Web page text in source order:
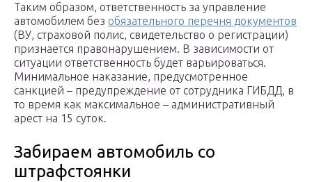
Таким образом, ответственность за управление
автомобилем без обязательного перечня документов
(ВУ, страховой полис, свидетельство о регистрации)
признается правонарушением. В зависимости от
ситуации ответственность будет варьироваться.
Минимальное наказание, предусмотренное
санкцией – предупреждение от сотрудника ГИБДД, в
то время как максимальное – административный
арест на 15 суток.
Забираем автомобиль со
штрафстоянки